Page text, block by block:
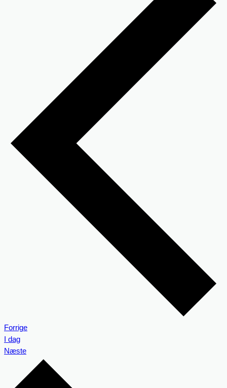
ForrigeBegivenheder
I dag
NæsteBegivenheder